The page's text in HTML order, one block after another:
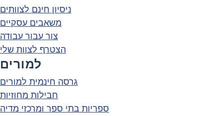
ניסיון חינם לצוותים
משאבים עסקיים
צור עבור עבודה
הצטרף לצוות שלי
למורים
גרסה חינמית למורים
חבילות מחוזיות
ספריות בתי ספר ומרכזי מדיה